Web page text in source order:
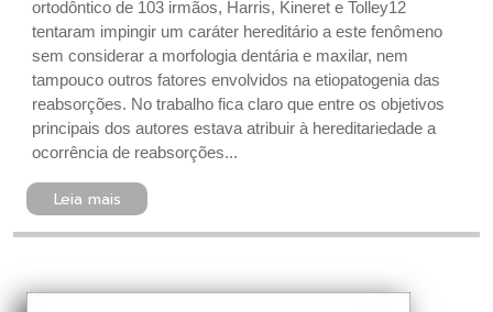
ortodôntico de 103 irmãos, Harris, Kineret e Tolley12
tentaram impingir um caráter hereditário a este fenômeno
sem considerar a morfologia dentária e maxilar, nem
tampouco outros fatores envolvidos na etiopatogenia das
reabsorções. No trabalho fica claro que entre os objetivos
principais dos autores estava atribuir à hereditariedade a
ocorrência de reabsorções...
Leia mais